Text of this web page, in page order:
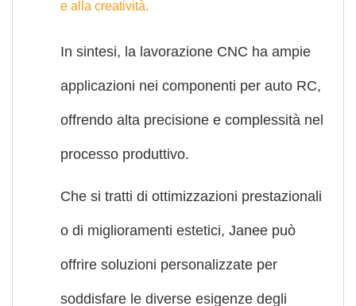
e alla creatività.
In sintesi, la lavorazione CNC ha ampie
applicazioni nei componenti per auto RC,
offrendo alta precisione e complessità nel
processo produttivo.
Che si tratti di ottimizzazioni prestazionali
o di miglioramenti estetici, Janee può
offrire soluzioni personalizzate per
soddisfare le diverse esigenze degli